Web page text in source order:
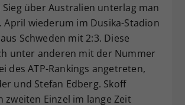
über Australien unterlag man
April wiederum im Dusika-Stadion
Schweden mit 2:3. Diese
unter anderen mit der Nummer
des ATP-Rankings angetreten,
und Stefan Edberg. Skoff
zweiten Einzel im lange Zeit